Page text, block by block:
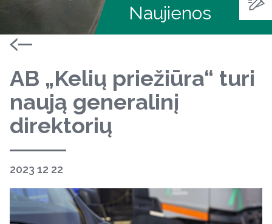
Naujienos
AB „Kelių priežiūra“ turi
naują generalinį
direktorių
2023 12 22